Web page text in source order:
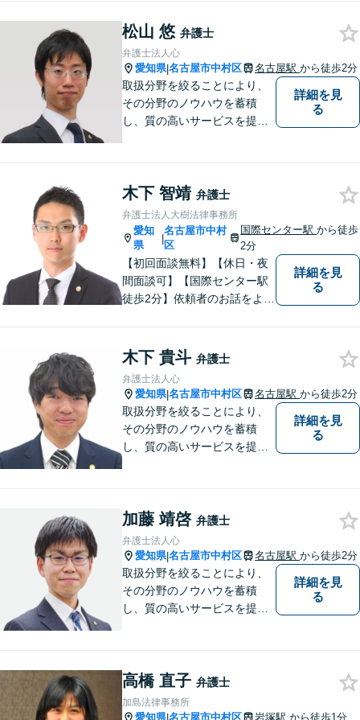
相談ください。
松山 悠 弁護士
弁護士法人心
愛知県|名古屋市中村区 名古屋駅 から徒歩2分
取扱分野を絞ることにより、
その分野のノウハウを蓄積
し、質の高いサービスを提供
相談ください。
詳細を見
る
木下 智靖 弁護士
弁護士法人大樹法律事務所
愛知
県
|
名古屋市中村
区
国際センター駅から徒歩
2分
【初回面談無料】【休日・夜
間面談可】【国際センター駅
徒歩2分】依頼者のお話をよく
せていただきます。お一人で
悩まず、まずはお気軽にご相
談ください。
詳細を見
る
木下 貴斗 弁護士
弁護士法人心
愛知県|名古屋市中村区 名古屋駅 から徒歩2分
取扱分野を絞ることにより、
その分野のノウハウを蓄積
し、質の高いサービスを提供
相談ください。
詳細を見
る
加藤 靖啓 弁護士
弁護士法人心
愛知県|名古屋市中村区 名古屋駅 から徒歩2分
取扱分野を絞ることにより、
その分野のノウハウを蓄積
し、質の高いサービスを提供
相談ください。
詳細を見
る
高橋 直子 弁護士
加島法律事務所
愛知県|名古屋市中村区 岩塚駅 から徒歩1分